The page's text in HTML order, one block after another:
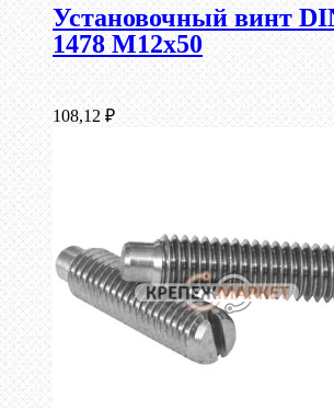
Установочный винт
1478 М12х50
108,12 ₽